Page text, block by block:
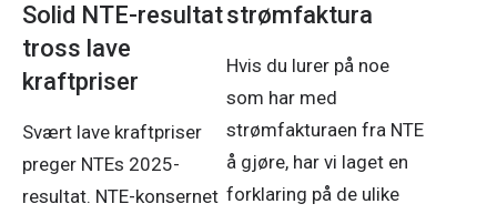
Solid NTE-resultat
tross lave
kraftpriser
Svært lave kraftpriser
preger NTEs 2025-
resultat. NTE-konsernet
strømfaktura
Hvis du lurer på noe
som har med
strømfakturaen fra NTE
å gjøre, har vi laget en
forklaring på de ulike